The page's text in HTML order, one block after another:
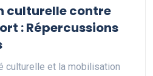
culturelle contre
: Répercussions
culturelle et la mobilisation